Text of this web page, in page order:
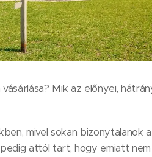
Mik az előnyei,
mivel sokan bizonytalanok
attól tart, hogy emiatt